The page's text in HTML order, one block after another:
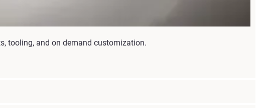
tooling, and on demand customization.